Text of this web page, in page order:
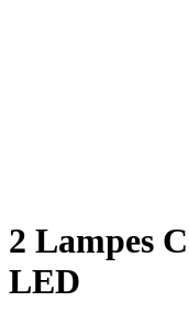
2 Lampes
LED